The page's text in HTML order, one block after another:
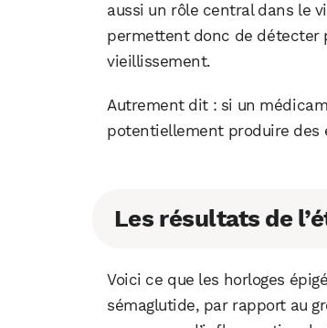
aussi un rôle central dans le
permettent donc de détecter
vieillissement.
Autrement dit : si un
potentiellement produire des
Les résultats de
Voici ce que les horloges
sémaglutide, par rapport au